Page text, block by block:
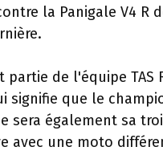
la Panigale V4 R
partie de l'équipe TAS
signifie que le
sera également sa
avec une moto